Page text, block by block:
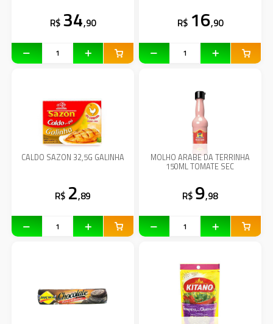
R$ 34,90 R$ 16,90
CALDO SAZON 32,5G GALINHA
R$ 2,89
MOLHO ARABE DA TERRINHA
150ML TOMATE SEC
R$ 9,98